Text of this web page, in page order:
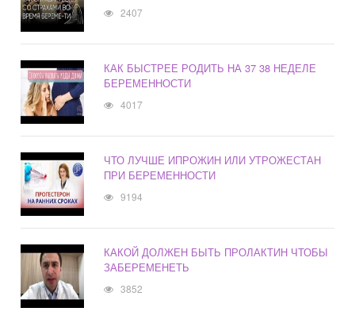
2407
КАК БЫСТРЕЕ РОДИТЬ НА 37 38 НЕДЕЛЕ
БЕРЕМЕННОСТИ
4017
ЧТО ЛУЧШЕ ИПРОЖИН ИЛИ УТРОЖЕСТАН
ПРИ БЕРЕМЕННОСТИ
9194
КАКОЙ ДОЛЖЕН БЫТЬ ПРОЛАКТИН ЧТОБЫ
ЗАБЕРЕМЕНЕТЬ
3852